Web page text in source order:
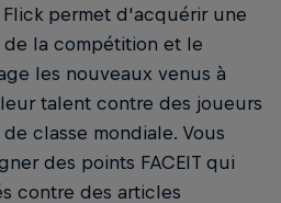
permet d'acquérir une
la compétition et le
les nouveaux venus à
talent contre des joueurs
classe mondiale. Vous
des points FACEIT qui
contre des articles